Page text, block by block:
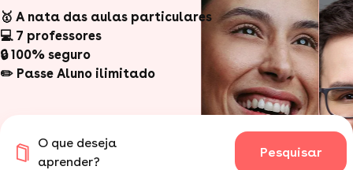
🥇 A nata das aulas particulares
💻 7 professores
🔒 100% seguro
✏️ Passe Aluno ilimitado
O que deseja
aprender?
Pesquisar